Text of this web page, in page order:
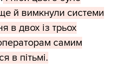
й вимкнули системи
в двох із трьох
самим
в пітьмі.